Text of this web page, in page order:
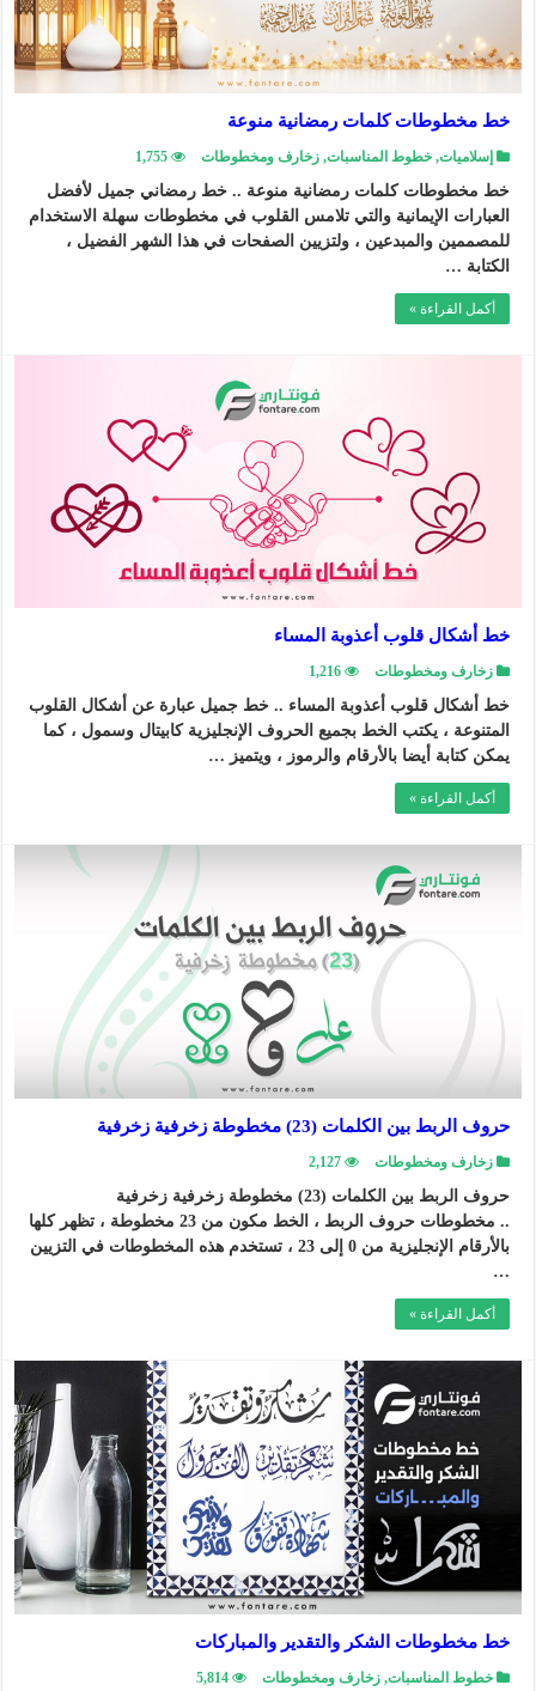
خط مخطوطات كلمات رمضانية منوعة
إسلاميات,خطوط المناسبات,زخارف ومخطوطات 1,755
خط مخطوطات كلمات رمضانية منوعة .. خط رمضاني جميل لأفضل
العبارات الإيمانية والتي تلامس القلوب في مخطوطات سهلة الاستخدام
للمصممين والمبدعين ، ولتزيين الصفحات في هذا الشهر الفضيل ،
الكتابة …
أكمل القراءة »
خط أشكال قلوب أعذوبة المساء
زخارف ومخطوطات 1,216
خط أشكال قلوب أعذوبة المساء .. خط جميل عبارة عن أشكال القلوب
المتنوعة ، يكتب الخط بجميع الحروف الإنجليزية كابيتال وسمول ، كما
يمكن كتابة أيضا بالأرقام والرموز ، ويتميز …
أكمل القراءة »
حروف الربط بين الكلمات (23) مخطوطة زخرفية زخرفية
زخارف ومخطوطات 2,127
حروف الربط بين الكلمات (23) مخطوطة زخرفية زخرفية
.. مخطوطات حروف الربط ، الخط مكون من 23 مخطوطة ، تظهر كلها
بالأرقام الإنجليزية من 0 إلى 23 ، تستخدم هذه المخطوطات في التزيين
…
أكمل القراءة »
خط مخطوطات الشكر والتقدير والمباركات
خطوط المناسبات,زخارف ومخطوطات 5,814